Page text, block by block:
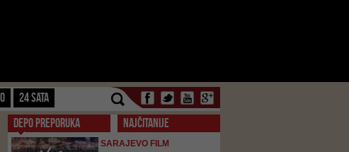
24 SATA
DEPO PREPORUKA NAJČITANIJE
SARAJEVO FILM